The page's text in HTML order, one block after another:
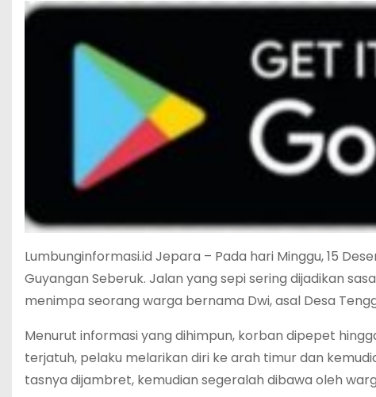
Lumbunginformasi.id Jepara – Pada hari Minggu, 15
Guyangan Seberuk. Jalan yang sepi sering dijadikan
menimpa seorang warga bernama Dwi, asal Desa
Menurut informasi yang dihimpun, korban dipepet
terjatuh, pelaku melarikan diri ke arah timur dan
tasnya dijambret, kemudian segeralah dibawa oleh